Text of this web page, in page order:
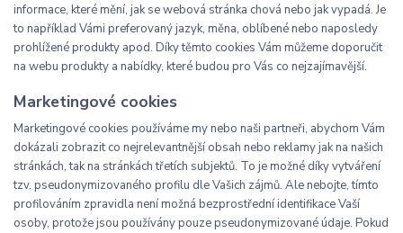
informace, které mění, jak se webová stránka chová nebo jak vypadá. Je
to například Vámi preferovaný jazyk, měna, oblíbené nebo naposledy
prohlížené produkty apod. Díky těmto cookies Vám můžeme doporučit
na webu produkty a nabídky, které budou pro Vás co nejzajímavější.
Marketingové cookies
Marketingové cookies používáme my nebo naši partneři, abychom Vám
dokázali zobrazit co nejrelevantnější obsah nebo reklamy jak na našich
stránkách, tak na stránkách třetích subjektů. To je možné díky vytváření
tzv. pseudonymizovaného profilu dle Vašich zájmů. Ale nebojte, tímto
profilováním zpravidla není možná bezprostřední identifikace Vaší
osoby, protože jsou používány pouze pseudonymizované údaje. Pokud